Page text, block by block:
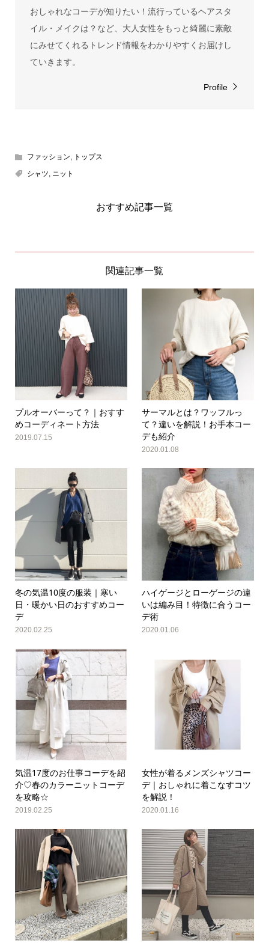
おしゃれなコーデが知りたい！流行っているヘアスタ
イル・メイクは？など、大人女性をもっと綺麗に素敵
にみせてくれるトレンド情報をわかりやすくお届けし
ていきます。
Profile
ファッション
トップス
シャツ
ニット
おすすめ記事一覧
関連記事一覧
プルオーバーって？｜おすす
めコーディネート方法
2019.07.15
サーマルとは？ワッフルっ
て？違いを解説！お手本コー
デも紹介
2020.01.08
冬の気温10度の服装｜寒い
日・暖かい日のおすすめコー
デ
2020.02.25
ハイゲージとローゲージの違
いは編み目！特徴に合うコー
デ術
2020.01.06
気温17度のお仕事コーデを紹
介♡春のカラーニットコーデ
を攻略☆
2019.02.25
女性が着るメンズシャツコー
デ｜おしゃれに着こなすコツ
を解説！
2020.01.16